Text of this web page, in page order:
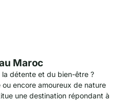
Maroc
la détente et du bien-être ?
encore amoureux de nature
une destination répondant à